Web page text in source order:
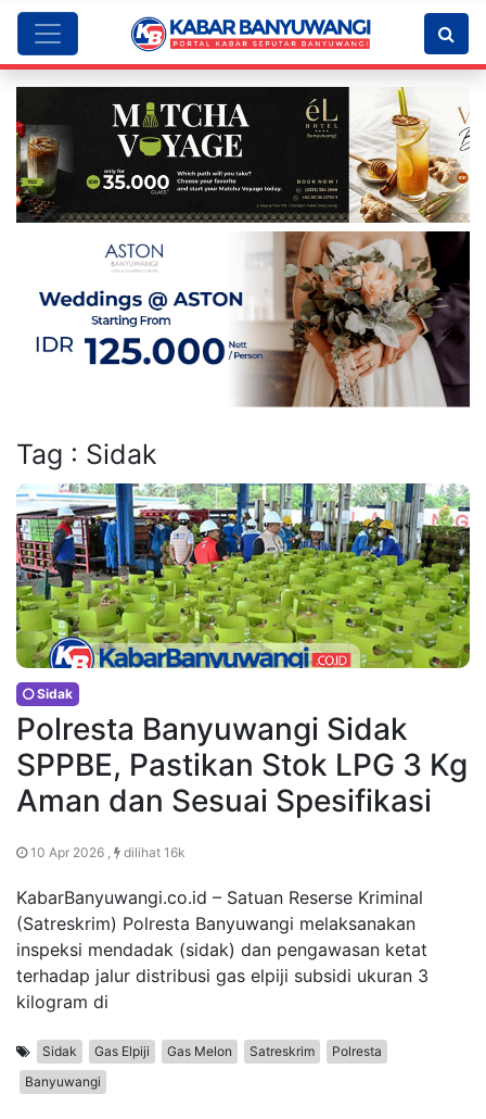
Tag : Sidak
Sidak
Polresta Banyuwangi Sidak
SPPBE, Pastikan Stok LPG 3 Kg
Aman dan Sesuai Spesifikasi
10 Apr 2026 , dilihat 16k
KabarBanyuwangi.co.id – Satuan Reserse Kriminal
(Satreskrim) Polresta Banyuwangi melaksanakan
inspeksi mendadak (sidak) dan pengawasan ketat
terhadap jalur distribusi gas elpiji subsidi ukuran 3
kilogram di
Sidak Gas Elpiji Gas Melon Satreskrim
Polresta
Banyuwangi